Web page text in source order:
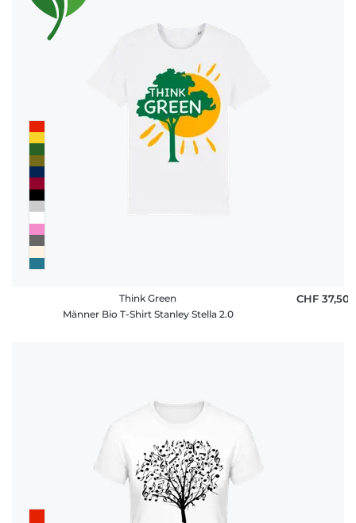
Think Green
Männer Bio T-Shirt Stanley Stella 2.0
CHF 37,50